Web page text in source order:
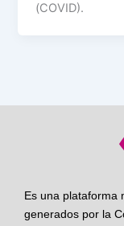
(COVID).
Es una plataforma
generados por la